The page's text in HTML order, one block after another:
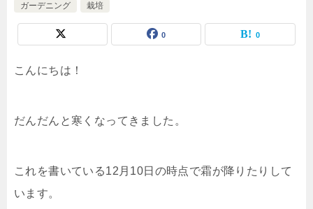
ガーデニング
栽培
0 0
こんにちは！
だんだんと寒くなってきました。
これを書いている12月10日の時点で霜が降りたりして
います。